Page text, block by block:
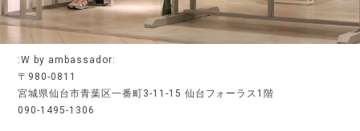
:W by ambassador:
〒980-0811
宮城県仙台市青葉区一番町3-11-15 仙台フォーラス1階
090-1495-1306